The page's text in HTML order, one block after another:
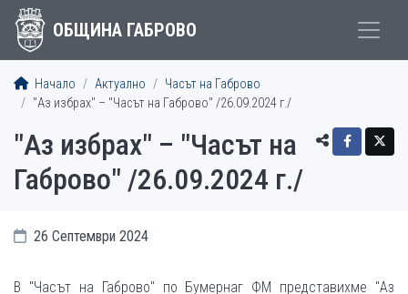
ОБЩИНА ГАБРОВО
Начало Актуално
Часът на Габрово
"Аз избрах" – "Часът на Габрово" /26.09.2024 г./
"Аз избрах" – "Часът на
Габрово" /26.09.2024 г./
26 Септември 2024
В "Часът на Габрово" по Бумернаг ФМ представихме "Аз